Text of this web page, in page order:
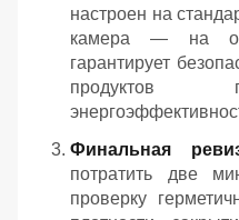
настроен на
камера — на
гарантирует
продуктов
Финальная
потратить две
проверку